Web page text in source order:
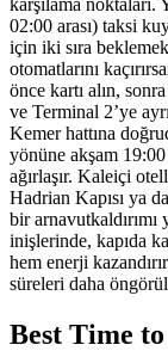
02:00 arası) taksi
için iki sıra
otomatlarını
önce kartı alın,
ve Terminal 2’ye
Kemer hattına
yönüne akşam
ağırlaşır. Kaleiçi
Hadrian Kapısı ya
bir
inişlerinde, kapıda
hem enerji
süreleri daha
Best Time